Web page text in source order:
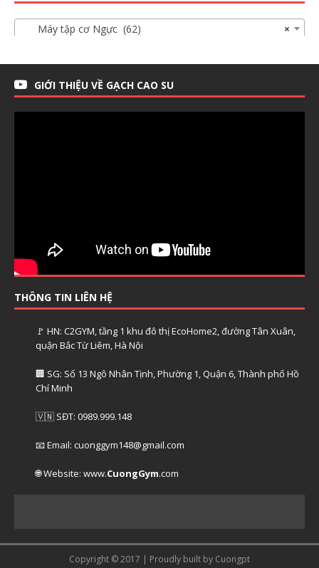
×
Máy tập cơ Ngực (62)
GIỚI THIỆU VỀ GẠCH CAO SU
THÔNG TIN LIÊN HỆ
🚩 HN: C2GYM, tầng 1 khu đô thị EcoHome2, đường Tân Xuân,
quận Bắc Từ Liêm, Hà Nội
🏢 SG: Số 13 Ngô Nhân Tịnh, Phường 1, Quận 6, Thành phố Hồ
Chí Minh
🇻🇳 SĐT: 0989.999.148
📧 Email: cuonggym148@gmail.com
🌐 Website: www.CuongGym.com
Copyright © 2017 | Proudly built by Cuongpt